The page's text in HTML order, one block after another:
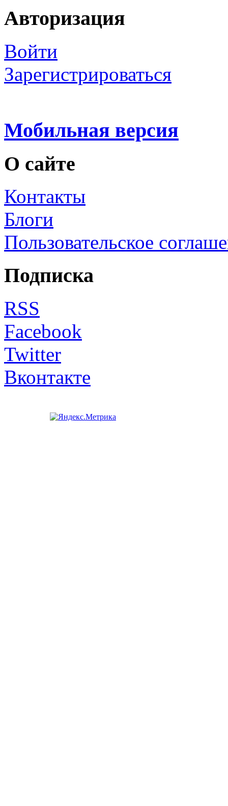
Авторизация
Войти
Зарегистрироваться
Мобильная версия
О сайте
Контакты
Блоги
Пользовательское
Подписка
RSS
Facebook
Twitter
Вконтакте